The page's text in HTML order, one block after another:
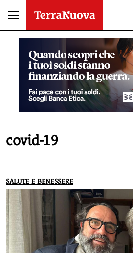
covid-19
SALUTE E BENESSERE